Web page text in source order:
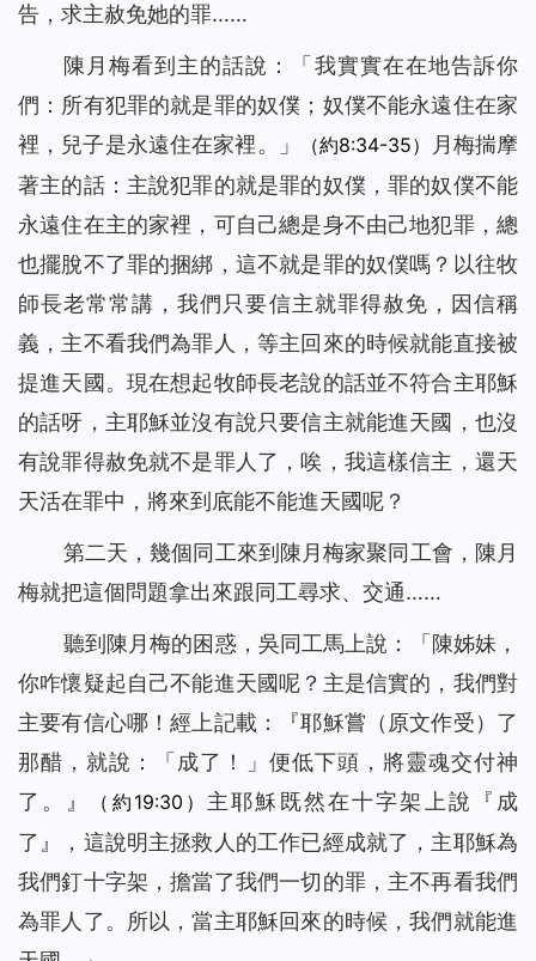
告，求主赦免她的罪……
陳月梅看到主的話說：「 我實實在在地告訴你
們：所有犯罪的就是罪的奴僕；奴僕不能永遠住在家
裡，兒子是永遠住在家裡。」 （約8:34-35）
月梅揣摩
著主的話：主說犯罪的就是罪的奴僕，罪的奴僕不能
永遠住在主的家裡，可自己總是身不由己地犯罪，總
也擺脫不了罪的捆綁，這不就是罪的奴僕嗎？以往牧
師長老常常講，我們只要信主就罪得赦免，因信稱
義，主不看我們為罪人，等主回來的時候就能直接被
提進天國。現在想起牧師長老說的話並不符合主耶穌
的話呀，主耶穌並沒有說只要信主就能進天國，也沒
有說罪得赦免就不是罪人了，唉，我這樣信主，還天
天活在罪中，將來到底能不能進天國呢？
第二天，幾個同工來到陳月梅家聚同工會，陳月
梅就把這個問題拿出來跟同工尋求、交通……
聽到陳月梅的困惑，吳同工馬上說：「陳姊妹，
你咋懷疑起自己不能進天國呢？主是信實的，我們對
主要有信心哪！經上記載：『耶穌嘗（原文作受）了
那醋，就說：「 成了！
」便低下頭，將靈魂交付神
了。』
（約19:30） 主耶穌既然在十字架上說『 成
了 』，這說明主拯救人的工作已經成就了，主耶穌為
我們釘十字架，擔當了我們一切的罪，主不再看我們
為罪人了。所以，當主耶穌回來的時候，我們就能進